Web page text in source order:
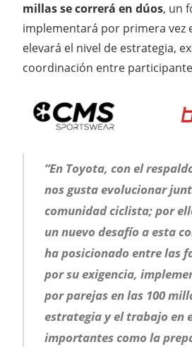
millas se correrá en dúos, un
implementará por primera vez
elevará el nivel de estrategia,
coordinación entre
“En Toyota, con el
nos gusta evolucionar
comunidad ciclista; por
un nuevo desafío a esta
ha posicionado entre las
por su exigencia,
por parejas en las 100
estrategia y el trabajo en
importantes como la